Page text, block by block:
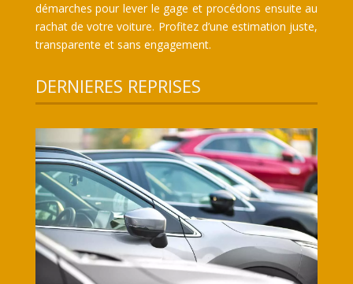
démarches pour lever le gage et procédons ensuite au
rachat de votre voiture. Profitez d’une estimation juste,
transparente et sans engagement.
DERNIERES REPRISES